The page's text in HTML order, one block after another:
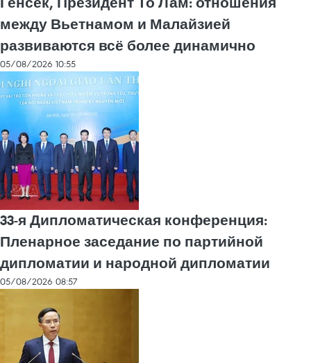
между Вьетнамом и Малайзией
развиваются всё более динамично
05/08/2026 10:55
33-я Дипломатическая конференция:
Пленарное заседание по партийной
дипломатии и народной дипломатии
05/08/2026 08:57